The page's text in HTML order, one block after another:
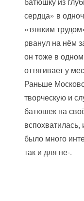
сердца» в
«тяжким
рванул на нём
он тоже в
оттягивает у
Раньше
творческую и
батюшек на
было много
так и для не-.